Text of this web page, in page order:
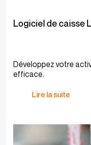
Logiciel de caisse
Développez votre
efficace.
Lire la suite